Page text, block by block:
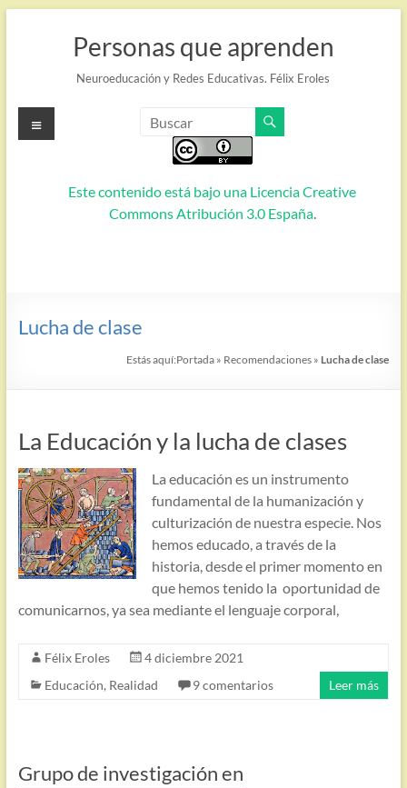
Personas que aprenden
Neuroeducación y Redes Educativas. Félix Eroles
Este contenido está bajo una Licencia Creative
Commons Atribución 3.0 España.
Menú
Lucha de clase
Estás aquí:Portada » Recomendaciones » Lucha de clase
La Educación y la lucha de clases
La educación es un instrumento
fundamental de la humanización y
culturización de nuestra especie. Nos
hemos educado, a través de la
historia, desde el primer momento en
que hemos tenido la oportunidad de
comunicarnos, ya sea mediante el lenguaje corporal,
Félix Eroles
4 diciembre 2021
Educación, Realidad 9 comentarios Leer más
Grupo de investigación en